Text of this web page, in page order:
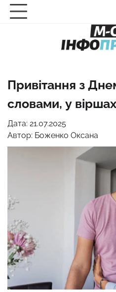
Перейти
Привітання з
словами, у
Дата: 21.07.2025
Автор: Боженко Оксана